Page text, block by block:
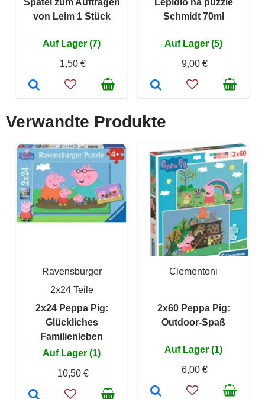
von Leim 1 Stück
Auf Lager (7)
1,50 €
Schmidt 70ml
Auf Lager (5)
9,00 €
Verwandte Produkte
Ravensburger
2x24 Teile
2x24 Peppa Pig:
Glückliches
Familienleben
Auf Lager (1)
10,50 €
Clementoni
2x60 Peppa Pig:
Outdoor-Spaß
Auf Lager (1)
6,00 €